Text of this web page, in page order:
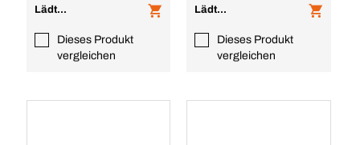
Lädt...
Dieses Produkt
vergleichen
Lädt...
Dieses Produkt
vergleichen